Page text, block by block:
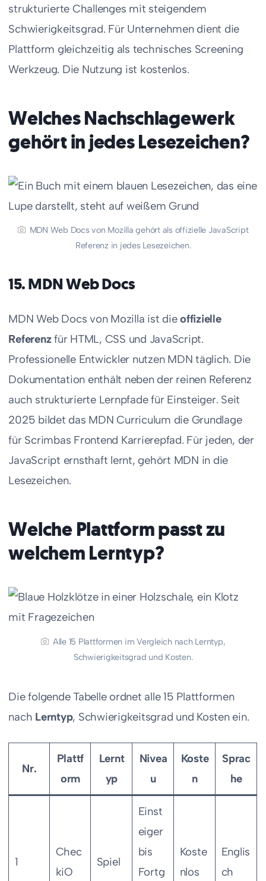
strukturierte Challenges mit steigendem
Schwierigkeitsgrad. Für Unternehmen dient die
Plattform gleichzeitig als technisches Screening
Werkzeug. Die Nutzung ist kostenlos.
Welches Nachschlagewerk
gehört in jedes Lesezeichen?
MDN Web Docs von Mozilla gehört als offizielle JavaScript
Referenz in jedes Lesezeichen.
15. MDN Web Docs
MDN Web Docs von Mozilla ist dieoffizielle
Referenzfür HTML, CSS und JavaScript.
Professionelle Entwickler nutzen MDN täglich. Die
Dokumentation enthält neben der reinen Referenz
auch strukturierte Lernpfade für Einsteiger. Seit
2025 bildet das MDN Curriculum die Grundlage
für Scrimbas Frontend Karrierepfad. Für jeden, der
JavaScript ernsthaft lernt, gehört MDN in die
Lesezeichen.
Welche Plattform passt zu
welchem Lerntyp?
Alle 15 Plattformen im Vergleich nach Lerntyp,
Schwierigkeitsgrad und Kosten.
Die folgende Tabelle ordnet alle 15 Plattformen
nach Lerntyp, Schwierigkeitsgrad und Kosten ein.
Nr.
Plattf
orm
Lernt
yp
Nivea
u
Koste
n
Sprac
he
1
Chec
kiO
Spiel
Einst
eiger
bis
Fortg
Koste
nlos
Englis
ch